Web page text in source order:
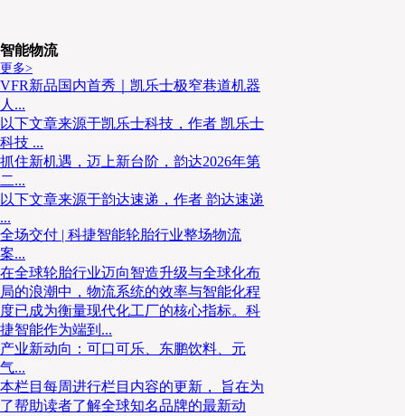
2030年部分气候目标，但仍维持2050年实现净零排放
劳计划在未来十年内投入至少10亿美元，用于支持
目。
06 丰田汽车计划11月在巴西开设新
丰田汽车5月29日表示，计划11月初在巴西圣保罗州
的第二家工厂，届时该市将成为丰田在巴西的主要工
前宣布的到2030年投资110亿巴西雷亚尔（约合21.8亿
智能物流
更多>
VFR新品国内首秀｜凯乐士极窄巷道机器
人...
以下文章来源于凯乐士科技，作者 凯乐士
科技 ...
抓住新机遇，迈上新台阶，韵达2026年第
二...
以下文章来源于韵达速递，作者 韵达速递
...
全场交付 | 科捷智能轮胎行业整场物流
案...
在全球轮胎行业迈向智造升级与全球化布
局的浪潮中，物流系统的效率与智能化程
度已成为衡量现代化工厂的核心指标。科
捷智能作为端到...
产业新动向：可口可乐、东鹏饮料、元
气...
本栏目每周进行栏目内容的更新， 旨在为
了帮助读者了解全球知名品牌的最新动